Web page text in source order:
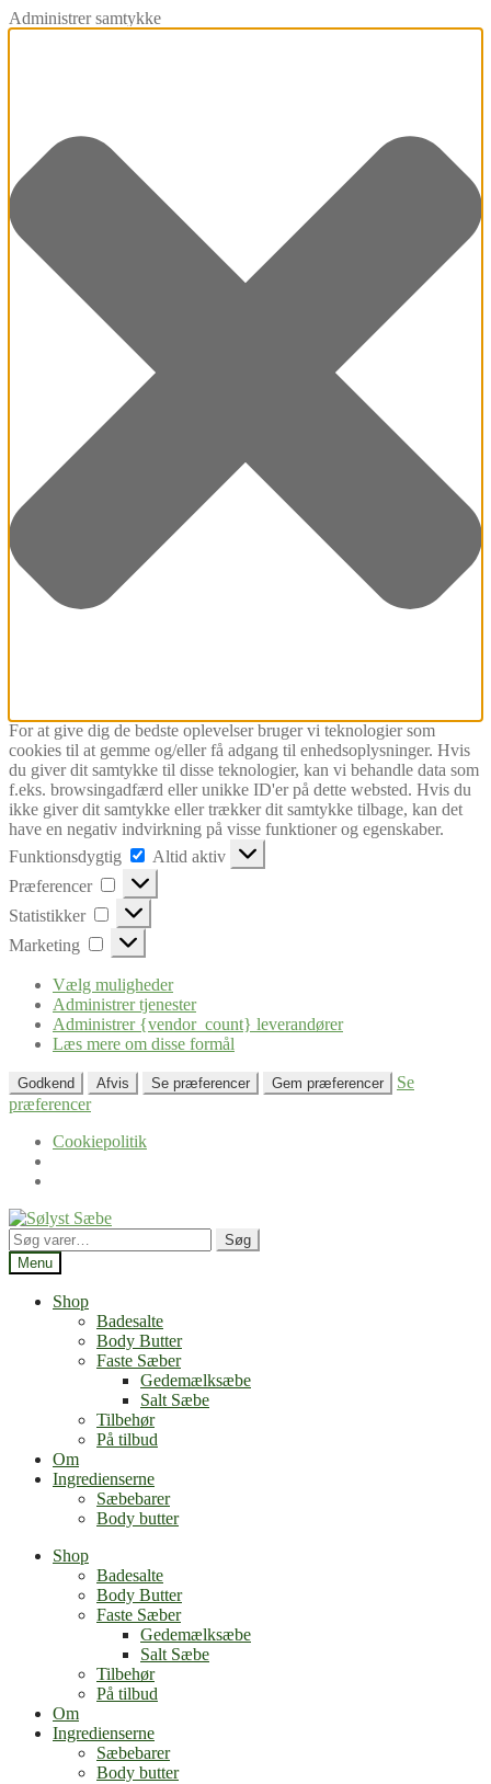
Administrer samtykke
For at give dig de bedste oplevelser bruger vi teknologier som
cookies til at gemme og/eller få adgang til enhedsoplysninger. Hvis
du giver dit samtykke til disse teknologier, kan vi behandle data som
f.eks. browsingadfærd eller unikke ID'er på dette websted. Hvis du
ikke giver dit samtykke eller trækker dit samtykke tilbage, kan det
have en negativ indvirkning på visse funktioner og egenskaber.
Funktionsdygtig
Funktionsdygtig
Altid aktiv
Præferencer
Præferencer
Statistikker Statistikker
Marketing Marketing
Vælg muligheder
Administrer tjenester
Administrer {vendor_count} leverandører
Læs mere om disse formål
Godkend Afvis Se præferencer Gem præferencer
Se
præferencer
Cookiepolitik
Spring
til
navigation
Spring
til
indhold
Søg
efter:
Søg
Menu
Shop
Badesalte
Body Butter
Faste Sæber
Gedemælksæbe
Salt Sæbe
Tilbehør
På tilbud
Om
Ingredienserne
Sæbebarer
Body butter
Shop
Badesalte
Body Butter
Faste Sæber
Gedemælksæbe
Salt Sæbe
Tilbehør
På tilbud
Om
Ingredienserne
Sæbebarer
Body butter